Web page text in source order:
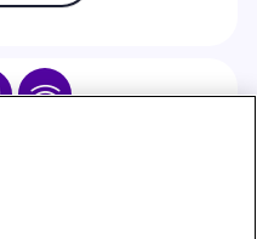
IconIcon